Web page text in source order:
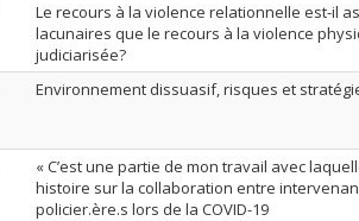
Le recours à la violence relationnelle est-il
lacunaires que le recours à la violence
judiciarisée?
Environnement dissuasif, risques et
« C’est une partie de mon travail avec
histoire sur la collaboration entre
policier.ère.s lors de la COVID-19